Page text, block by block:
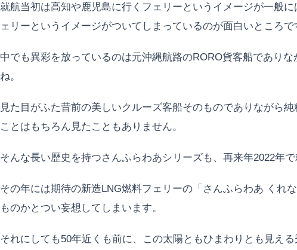
就航当初は高知や鹿児島に行くフェリーというイメージが一般
ェリーというイメージがついてしまっているのが面白いところで
中でも異彩を放っているのは元沖縄航路のRORO貨客船であり
ね。
見た目がふた昔前の美しいクルーズ客船そのものでありながら
ことはもちろん見たこともありません。
そんな長い歴史を持つさんふらわあシリーズも、再来年2022年で
その年には期待の新造LNG燃料フェリーの「さんふらわあ くれ
ものかとつい妄想してしまいます。
それにしても50年近くも前に、この太陽ともひまわりとも見え